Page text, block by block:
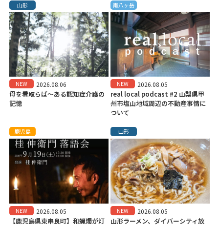
山形
NEW 2026.08.06
母を看取らば～ある認知症介護の
記憶
南八ヶ岳
NEW 2026.08.05
real local podcast #2 山梨県甲
州市塩山地域周辺の不動産事情に
ついて
鹿児島
NEW 2026.08.05
【鹿児島県東串良町】和蝋燭が灯
山形
NEW 2026.08.05
山形ラーメン、ダイバーシティ放